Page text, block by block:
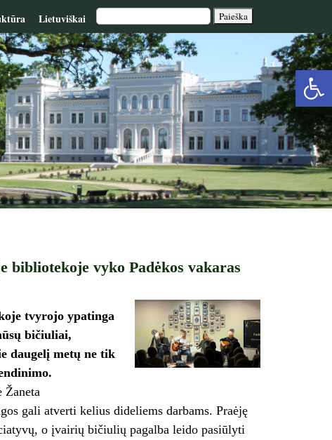
Lietuviškai
bibliotekoje vyko Padėkos vakaras
tvyrojo ypatinga
bičiuliai,
daugelį metų ne tik
Žaneta
gali atverti kelius dideliems darbams. Praėję
o įvairių bičiulių pagalba leido pasiūlyti